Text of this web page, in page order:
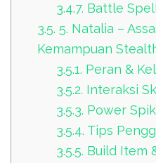
3.4.7. Battle
3.5. 5. Natalia –
Kemampuan
3.5.1. Peran &
3.5.2. Interaksi
3.5.3. Power
3.5.4. Tips
3.5.5. Build Item